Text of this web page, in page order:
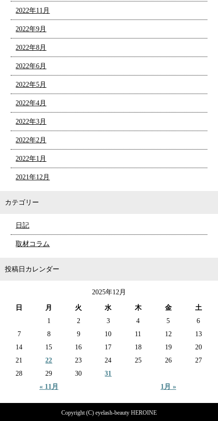
2022年11月
2022年9月
2022年8月
2022年6月
2022年5月
2022年4月
2022年3月
2022年2月
2022年1月
2021年12月
カテゴリー
日記
取材コラム
投稿日カレンダー
2025年12月
日 月 火 水 木 金 土
« 11月 1月 »
1 2 3 4 5
6
7
8 9 10 11 12
13
14
15 16 17 18 19
20
21
22 23 24 25 26
27
28
29 30 31
Copyright (C) eyelash-beauty HEROINE